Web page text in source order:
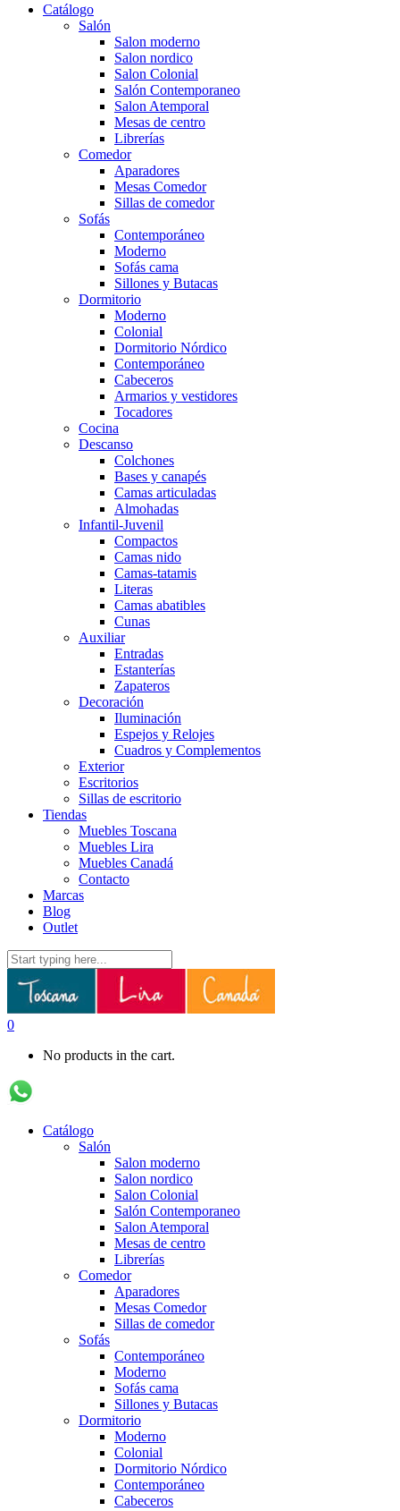
Catálogo
Salón
Salon moderno
Salon nordico
Salon Colonial
Salón Contemporaneo
Salon Atemporal
Mesas de centro
Librerías
Comedor
Aparadores
Mesas Comedor
Sillas de comedor
Sofás
Contemporáneo
Moderno
Sofás cama
Sillones y Butacas
Dormitorio
Moderno
Colonial
Dormitorio Nórdico
Contemporáneo
Cabeceros
Armarios y vestidores
Tocadores
Cocina
Descanso
Colchones
Bases y canapés
Camas articuladas
Almohadas
Infantil-Juvenil
Compactos
Camas nido
Camas-tatamis
Literas
Camas abatibles
Cunas
Auxiliar
Entradas
Estanterías
Zapateros
Decoración
Iluminación
Espejos y Relojes
Cuadros y Complementos
Exterior
Escritorios
Sillas de escritorio
Tiendas
Muebles Toscana
Muebles Lira
Muebles Canadá
Contacto
Marcas
Blog
Outlet
0
No products in the cart.
Catálogo
Salón
Salon moderno
Salon nordico
Salon Colonial
Salón Contemporaneo
Salon Atemporal
Mesas de centro
Librerías
Comedor
Aparadores
Mesas Comedor
Sillas de comedor
Sofás
Contemporáneo
Moderno
Sofás cama
Sillones y Butacas
Dormitorio
Moderno
Colonial
Dormitorio Nórdico
Contemporáneo
Cabeceros